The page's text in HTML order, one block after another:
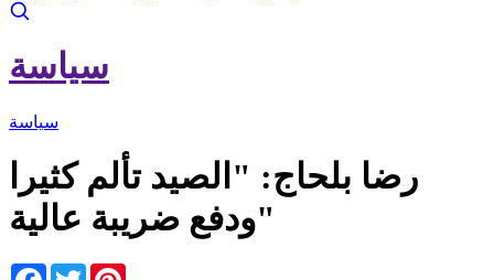
سياسة
سياسة
رضا بلحاج: "الصيد تألم كثيرا
ودفع ضريبة عالية"
Facebook
Twitter